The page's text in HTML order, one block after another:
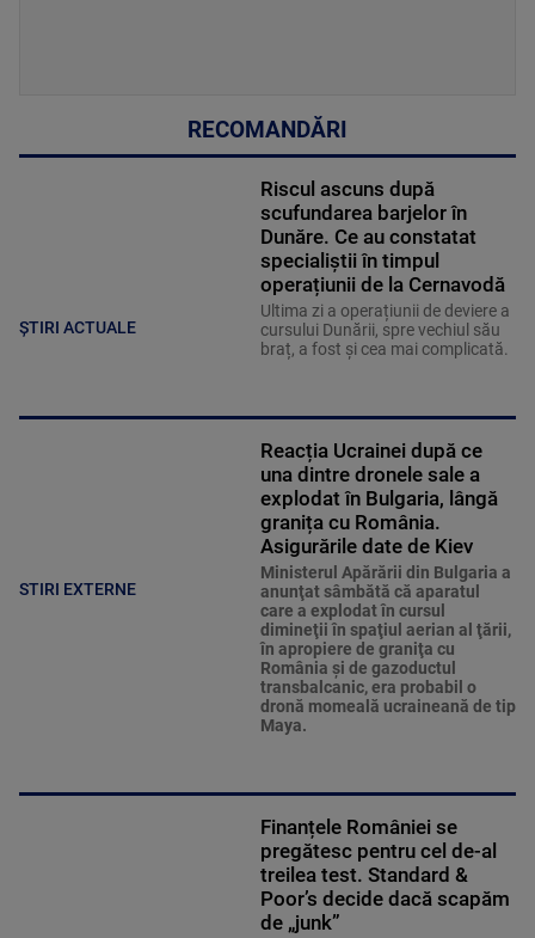
RECOMANDĂRI
ȘTIRI ACTUALE
Riscul ascuns după
scufundarea barjelor în
Dunăre. Ce au constatat
specialiștii în timpul
operațiunii de la Cernavodă
Ultima zi a operațiunii de deviere a
cursului Dunării, spre vechiul său
braț, a fost și cea mai complicată.
STIRI EXTERNE
Reacția Ucrainei după ce
una dintre dronele sale a
explodat în Bulgaria, lângă
granița cu România.
Asigurările date de Kiev
Ministerul Apărării din Bulgaria a
anunţat sâmbătă că aparatul
care a explodat în cursul
dimineţii în spaţiul aerian al ţării,
în apropiere de graniţa cu
România şi de gazoductul
transbalcanic, era probabil o
dronă momeală ucraineană de tip
Maya.
Finanțele României se
pregătesc pentru cel de-al
treilea test. Standard &
Poor’s decide dacă scapăm
de „junk”